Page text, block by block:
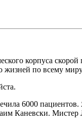
корпуса
жизней по всему
6000 пациентов.
Каневски.